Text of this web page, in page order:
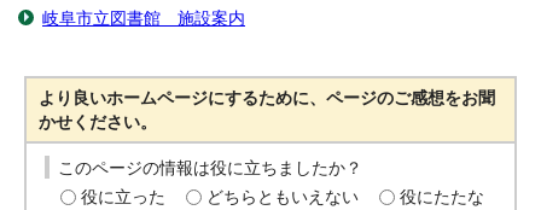
岐阜市立図書館 施設案内
より良いホームページにするために、ページのご感想をお聞
かせください。
このページの情報は役に立ちましたか？
役に立った
どちらともいえない
役にたたな